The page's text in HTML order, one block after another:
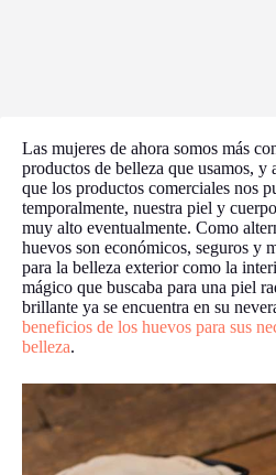
Las mujeres de ahora somos más
productos de belleza que usamos, y
que los productos comerciales nos
temporalmente, nuestra piel y
muy alto eventualmente. Como
huevos son económicos, seguros y
para la belleza exterior como la
mágico que buscaba para una piel
brillante ya se encuentra en su
beneficios de los huevos para sus
belleza.